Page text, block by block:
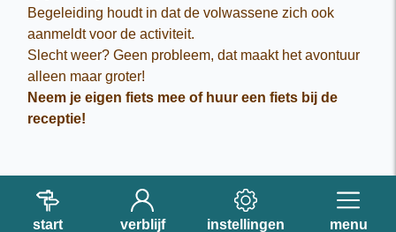
Begeleiding houdt in dat de volwassene zich ook
aanmeldt voor de activiteit.
Slecht weer? Geen probleem, dat maakt het avontuur
alleen maar groter!
Neem je eigen fiets mee of huur een fiets bij de
receptie!
start verblijf instellingen menu